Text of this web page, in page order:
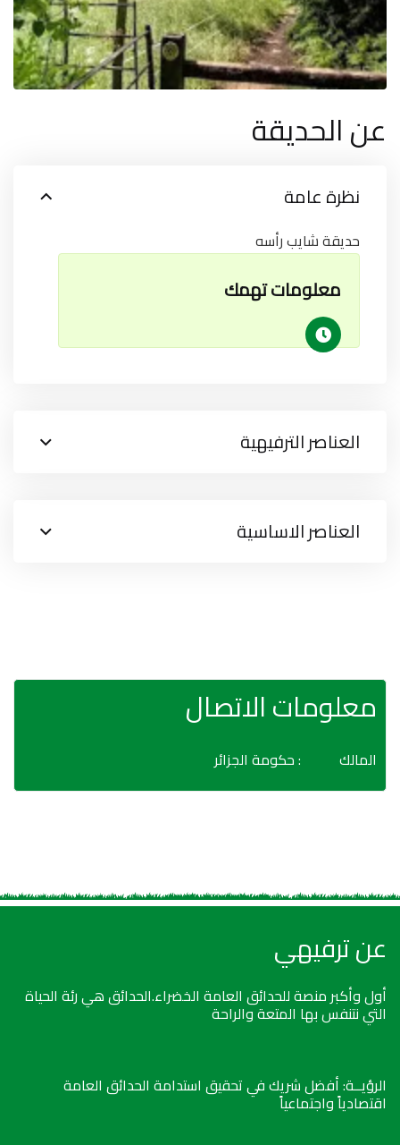
عن الحديقة
نظرة عامة
حديقة شايب رأسه
معلومات تهمك
العناصر الترفيهية
العناصر الاساسية
معلومات الاتصال
المالك : حكومة الجزائر
عن ترفيهي
أول وأكبر منصة للحدائق العامة الخضراء.الحدائق هي رئة الحياة
التي نتنفس بها المتعة والراحة
الرؤيــة: أفضل شريك في تحقيق استدامة الحدائق العامة
اقتصادياً واجتماعياً